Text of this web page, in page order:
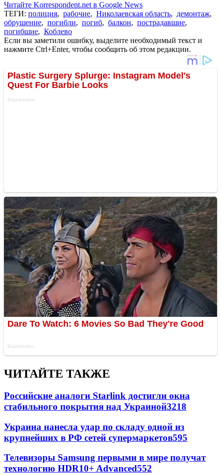
Читайте Korrespondent.net в Google News
ТЕГИ: полиция, рабочие, Николаевская область, демонтаж,
обрушение, погибли, погиб, балкон, пострадавшие,
погибшие, Коблево
Если вы заметили ошибку, выделите необходимый текст и
нажмите Ctrl+Enter, чтобы сообщить об этом редакции.
ЧИТАЙТЕ ТАКЖЕ
Российские аналоги Starlink достигли окна
стабильного покрытия над Украиной3218
Украина нанесла удар по складу одной из
крупнейших в РФ сетей супермаркетов595
Телевизоры Samsung первыми в мире получат
технологию HDR10+ Advanced552